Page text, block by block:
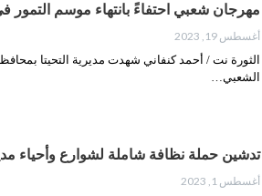
مهرجان شعبي احتفاءً بانتهاء موسم التمور في
أغسطس 19, 2023
الثورة نت / أحمد كنفاني شهدت مديرية التحيتا
الشعبي…
تدشين حملة نظافة شاملة لشوارع وأحياء
أغسطس 1, 2023